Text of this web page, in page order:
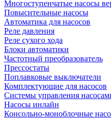
Многоступенчатые насосы
Повысительные насосы
Автоматика для насосов
Реле давления
Реле сухого хода
Блоки автоматики
Частотный преобразователь
Прессостаты
Поплавковые выключатели
Комплектующие для насосов
Системы управления
Насосы инлайн
Консольно-моноблочные